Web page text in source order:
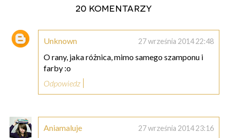
20 komentarzy
Unknown 27 września 2014 22:48
O rany, jaka różnica, mimo samego szamponu i
farby :o
Odpowiedz
Aniamaluje 27 września 2014 23:16